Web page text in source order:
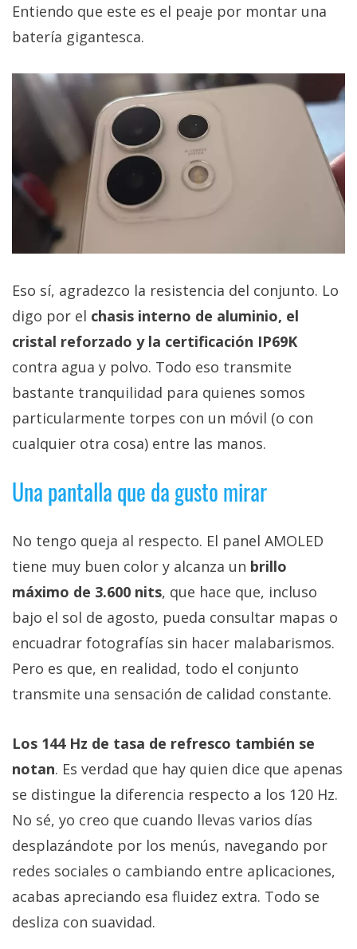
Entiendo que este es el peaje por montar una
batería gigantesca.
Eso sí, agradezco la resistencia del conjunto. Lo
digo por el chasis interno de aluminio, el
cristal reforzado y la certificación IP69K
contra agua y polvo. Todo eso transmite
bastante tranquilidad para quienes somos
particularmente torpes con un móvil (o con
cualquier otra cosa) entre las manos.
Una pantalla que da gusto mirar
No tengo queja al respecto. El panel AMOLED
tiene muy buen color y alcanza un brillo
máximo de 3.600 nits, que hace que, incluso
bajo el sol de agosto, pueda consultar mapas o
encuadrar fotografías sin hacer malabarismos.
Pero es que, en realidad, todo el conjunto
transmite una sensación de calidad constante.
Los 144 Hz de tasa de refresco también se
notan. Es verdad que hay quien dice que apenas
se distingue la diferencia respecto a los 120 Hz.
No sé, yo creo que cuando llevas varios días
desplazándote por los menús, navegando por
redes sociales o cambiando entre aplicaciones,
acabas apreciando esa fluidez extra. Todo se
desliza con suavidad.